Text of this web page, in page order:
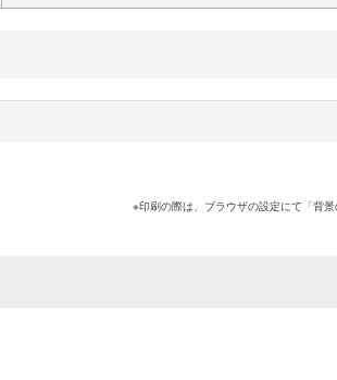
※印刷の際は、ブラウザの設定にて「背